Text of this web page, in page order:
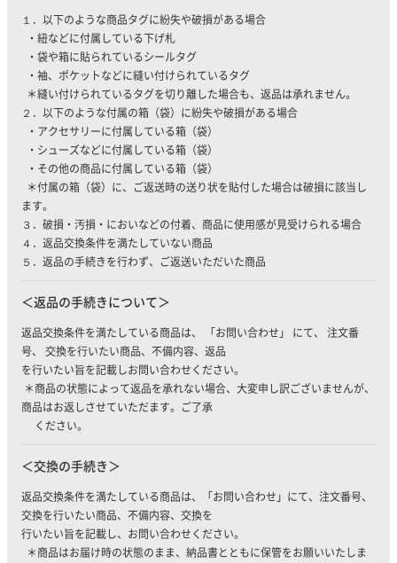
１．以下のような商品タグに紛失や破損がある場合
・紐などに付属している下げ札
・袋や箱に貼られているシールタグ
・袖、ポケットなどに縫い付けられているタグ
＊縫い付けられているタグを切り離した場合も、返品は承れません。
２．以下のような付属の箱（袋）に紛失や破損がある場合
・アクセサリーに付属している箱（袋）
・シューズなどに付属している箱（袋）
・その他の商品に付属している箱（袋）
＊付属の箱（袋）に、ご返送時の送り状を貼付した場合は破損に該当し
ます。
３．破損・汚損・においなどの付着、商品に使用感が見受けられる場合
４．返品交換条件を満たしていない商品
５．返品の手続きを行わず、ご返送いただいた商品
返品の手続きについて
返品交換条件を満たしている商品は、 「お問い合わせ」 にて、 注文番
号、 交換を行いたい商品、不備内容、返品
を行いたい旨を記載しお問い合わせください。
＊商品の状態によって返品を承れない場合、大変申し訳ございませんが、
商品はお返しさせていただます。ご了承
ください。
交換の手続き
返品交換条件を満たしている商品は、「お問い合わせ」にて、注文番号、
交換を行いたい商品、不備内容、交換を
行いたい旨を記載し、お問い合わせください。
＊商品はお届け時の状態のまま、納品書とともに保管をお願いいたしま